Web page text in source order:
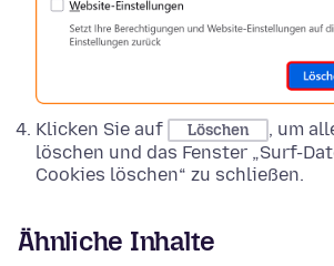
Klicken Sie auf Löschen
, um
löschen und das Fenster „Surf-
Cookies löschen“ zu schließen.
Ähnliche Inhalte